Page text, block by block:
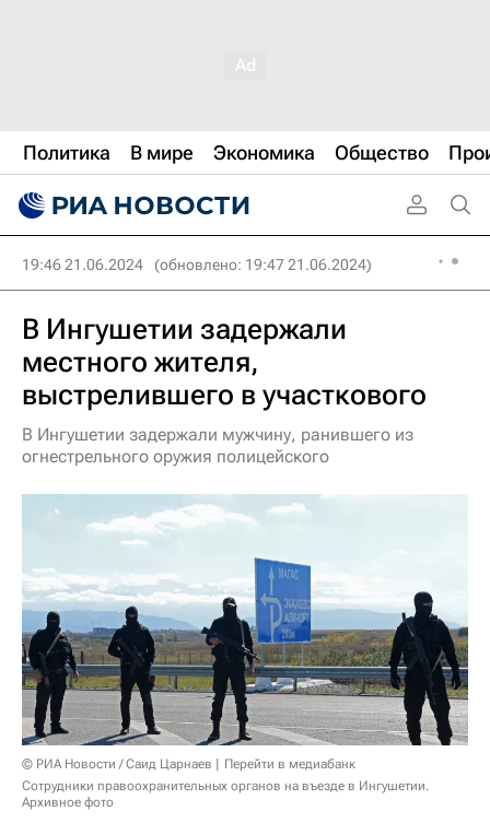
Политика В мире Экономика Общество
19:46 21.06.2024 (обновлено: 19:47 21.06.2024)
В Ингушетии задержали
местного жителя,
выстрелившего в участкового
В Ингушетии задержали мужчину, ранившего из
огнестрельного оружия полицейского
© РИА Новости / Саид Царнаев
Перейти в медиабанк
Сотрудники правоохранительных органов на въезде в Ингушетии.
Архивное фото